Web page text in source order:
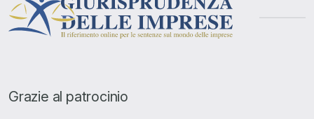
Grazie al patrocinio